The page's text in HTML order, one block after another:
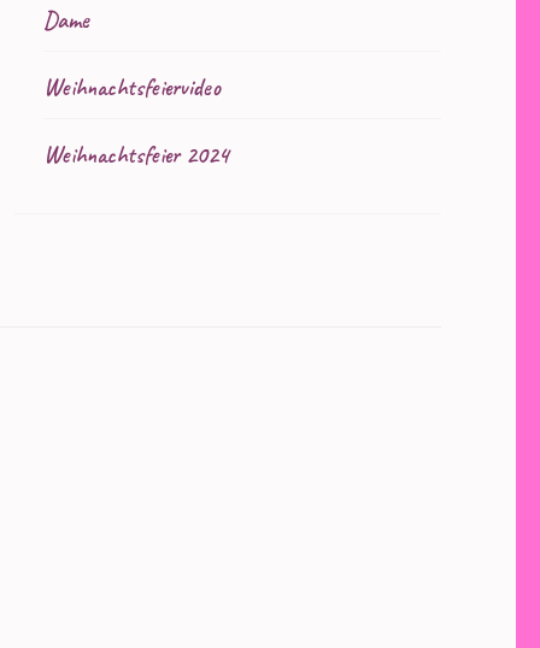
Dame
Weihnachtsfeiervideo
Weihnachtsfeier 2024